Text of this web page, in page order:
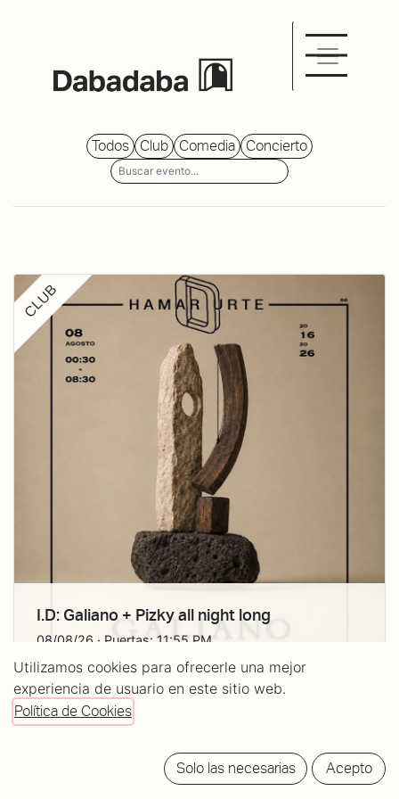
Todos Club Comedia Concierto
CLUB
I.D: Galiano + Pizky all night long
08/08/26 · Puertas: 11:55 PM
Tickets: 7/10/13€
Utilizamos cookies para ofrecerle una mejor
experiencia de usuario en este sitio web.
Política de Cookies
Solo las necesarias Acepto